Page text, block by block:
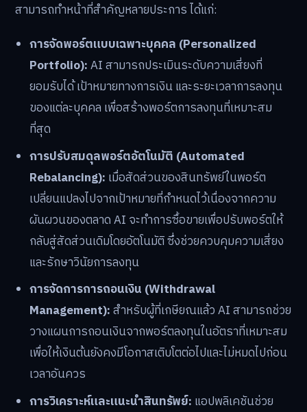
สามารถทำหน้าที่สำคัญหลายประการ ได้แก่:
การจัดพอร์ตแบบเฉพาะบุคคล (Personalized
Portfolio):AI สามารถประเมินระดับความเสี่ยงที่
ยอมรับได้ เป้าหมายทางการเงิน และระยะเวลาการลงทุน
ของแต่ละบุคคล เพื่อสร้างพอร์ตการลงทุนที่เหมาะสม
ที่สุด
การปรับสมดุลพอร์ตอัตโนมัติ (Automated
Rebalancing): เมื่อสัดส่วนของสินทรัพย์ในพอร์ต
เปลี่ยนแปลงไปจากเป้าหมายที่กำหนดไว้เนื่องจากความ
ผันผวนของตลาด AI จะทำการซื้อขายเพื่อปรับพอร์ตให้
กลับสู่สัดส่วนเดิมโดยอัตโนมัติ ซึ่งช่วยควบคุมความเสี่ยง
และรักษาวินัยการลงทุน
การจัดการการถอนเงิน (Withdrawal
Management):สำหรับผู้ที่เกษียณแล้ว AI สามารถช่วย
วางแผนการถอนเงินจากพอร์ตลงทุนในอัตราที่เหมาะสม
เพื่อให้เงินต้นยังคงมีโอกาสเติบโตต่อไปและไม่หมดไปก่อน
เวลาอันควร
การวิเคราะห์และแนะนำสินทรัพย์: แอปพลิเคชันช่วย